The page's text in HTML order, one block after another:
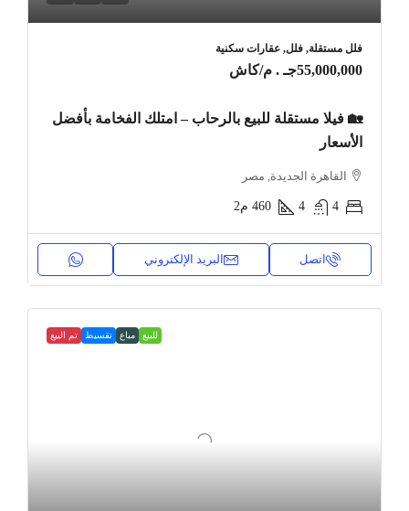
فلل مستقلة, فلل, عقارات سكنية
55,000,000جـ . م /كاش
🏡 فيلا مستقلة للبيع بالرحاب – امتلك الفخامة بأفضل
الأسعار
القاهرة الجديدة, مصر
4
4
460 م2
اتصل البريد الإلكتروني
للبيع مباع تقسيط تم البيع